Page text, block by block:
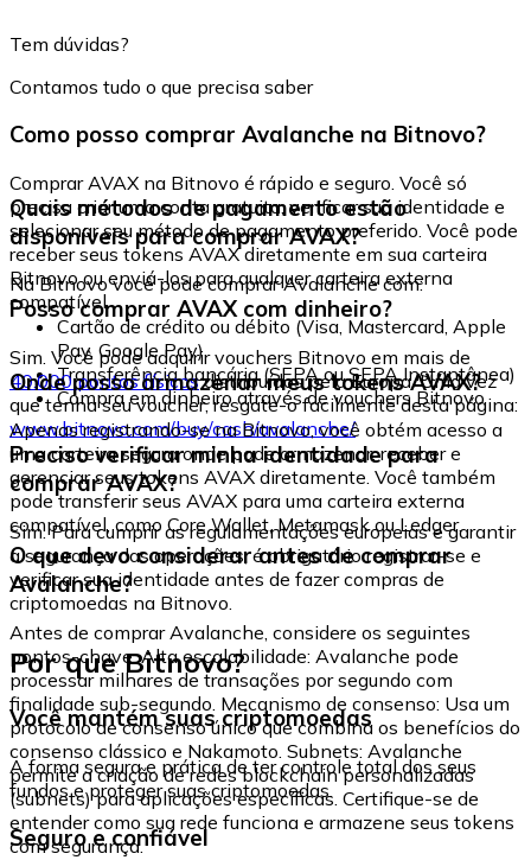
Tem dúvidas?
Contamos tudo o que precisa saber
Como posso comprar Avalanche na Bitnovo?
Comprar AVAX na Bitnovo é rápido e seguro. Você só
precisa criar uma conta gratuita, verificar sua identidade e
selecionar seu método de pagamento preferido. Você pode
receber seus tokens AVAX diretamente em sua carteira
Bitnovo ou enviá-los para qualquer carteira externa
compatível.
Quais métodos de pagamento estão
disponíveis para comprar AVAX?
Na Bitnovo você pode comprar Avalanche com:
Cartão de crédito ou débito (Visa, Mastercard, Apple
Pay, Google Pay)
Transferência bancária (SEPA ou SEPA Instantânea)
Compra em dinheiro através de vouchers Bitnovo
Posso comprar AVAX com dinheiro?
Sim. Você pode adquirir vouchers Bitnovo em mais de
40.000 pontos físicosdistribuídos pela Europa. Uma vez
que tenha seu voucher, resgate-o facilmente desta página:
www.bitnovo.com/buy/cash/avalanche/
Onde posso armazenar meus tokens AVAX?
Apenas registrando-se na Bitnovo, você obtém acesso a
uma carteira segura onde pode armazenar, receber e
gerenciar seus tokens AVAX diretamente. Você também
pode transferir seus AVAX para uma carteira externa
compatível, como Core Wallet, Metamask ou Ledger.
Preciso verificar minha identidade para
comprar AVAX?
Sim. Para cumprir as regulamentações europeias e garantir
a segurança das operações, é obrigatório registrar-se e
verificar sua identidade antes de fazer compras de
criptomoedas na Bitnovo.
O que devo considerar antes de comprar
Avalanche?
Antes de comprar Avalanche, considere os seguintes
pontos-chave: Alta escalabilidade: Avalanche pode
processar milhares de transações por segundo com
finalidade sub-segundo. Mecanismo de consenso: Usa um
protocolo de consenso único que combina os benefícios do
consenso clássico e Nakamoto. Subnets: Avalanche
permite a criação de redes blockchain personalizadas
(subnets) para aplicações específicas. Certifique-se de
entender como sua rede funciona e armazene seus tokens
com segurança.
Por que Bitnovo?
Você mantém suas criptomoedas
A forma segura e prática de ter controle total dos seus
fundos e proteger suas criptomoedas.
Seguro e confiável